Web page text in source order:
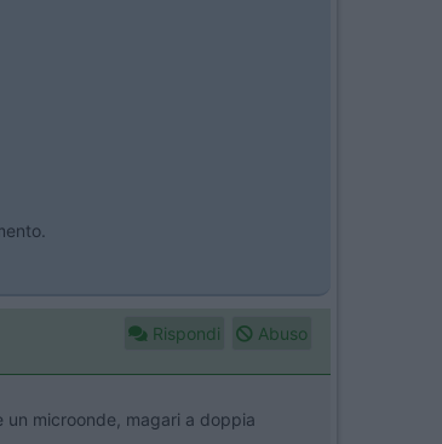
Rispondi Abuso
microonde, magari a doppia